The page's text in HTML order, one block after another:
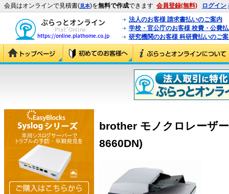
会員はオンラインで見積書(見本)を無料で作成できます 会員登録(無料) ログイン
法人のお客様 請求書払いのご案内
学校・官公庁のお客様 校費・公費
研究機関のお客様 科研費払いのご
brother モノクロレーザ
8660DN)